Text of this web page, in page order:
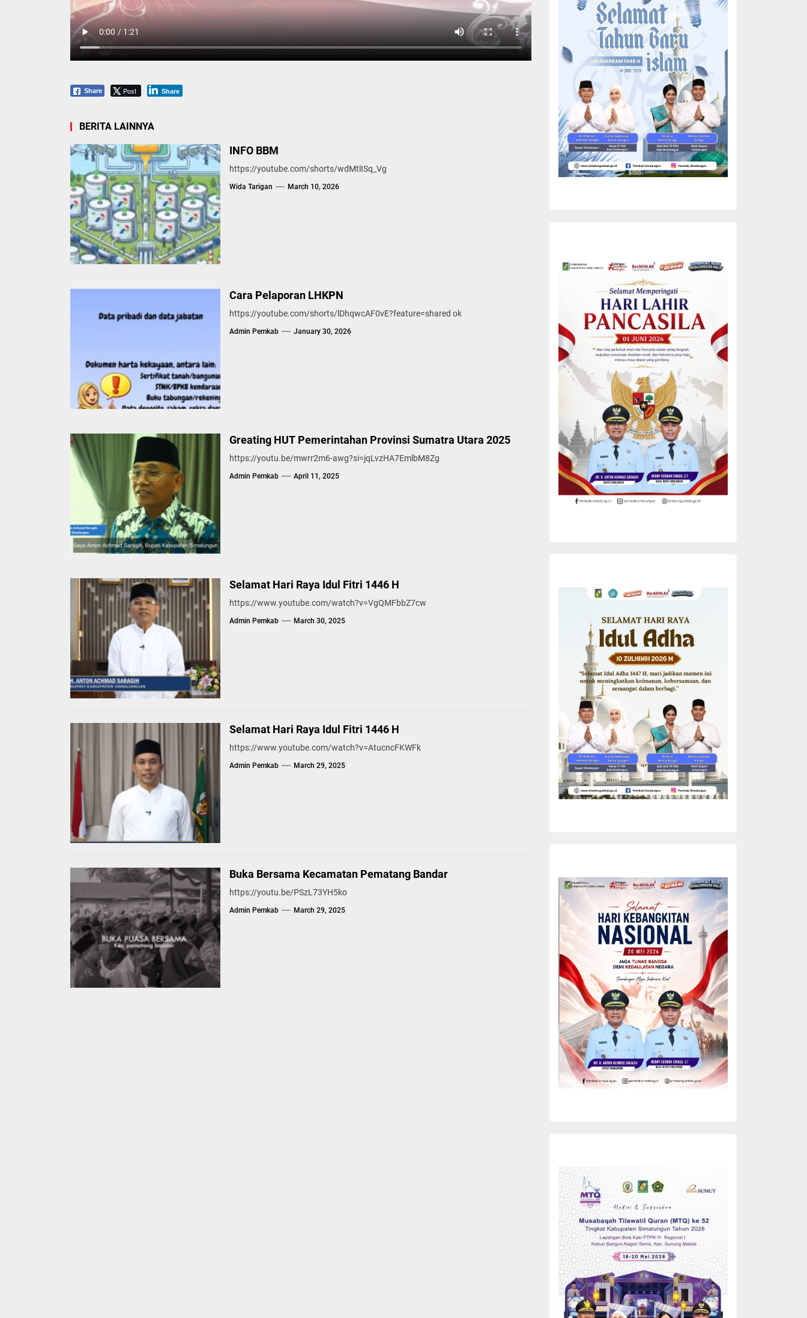
Share Post Share
BERITA LAINNYA
INFO BBM
https://youtube.com/shorts/wdMtlISq_Vg
Wida Tarigan March 10, 2026
Cara Pelaporan LHKPN
https://youtube.com/shorts/lDhqwcAF0vE?feature=shared ok
Admin Pemkab January 30, 2026
Greating HUT Pemerintahan Provinsi Sumatra Utara 2025
https://youtu.be/mwrr2m6-awg?si=jqLvzHA7EmlbM8Zg
Admin Pemkab April 11, 2025
Selamat Hari Raya Idul Fitri 1446 H
https://www.youtube.com/watch?v=VgQMFbbZ7cw
Admin Pemkab March 30, 2025
Selamat Hari Raya Idul Fitri 1446 H
https://www.youtube.com/watch?v=AtucncFKWFk
Admin Pemkab March 29, 2025
Buka Bersama Kecamatan Pematang Bandar
https://youtu.be/PSzL73YH5ko
Admin Pemkab March 29, 2025